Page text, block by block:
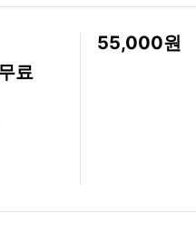
료
55,000